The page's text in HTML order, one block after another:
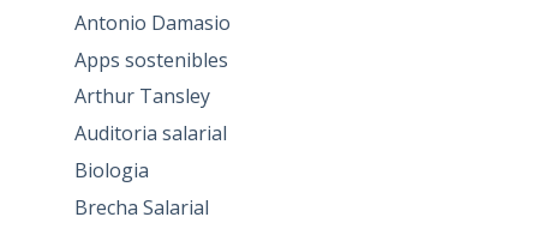
Antonio Damasio
Apps sostenibles
Arthur Tansley
Auditoria salarial
Biologia
Brecha Salarial